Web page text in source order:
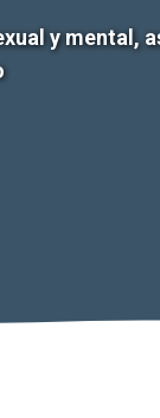
y mental,